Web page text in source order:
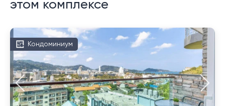
этом комплексе
Кондоминиум